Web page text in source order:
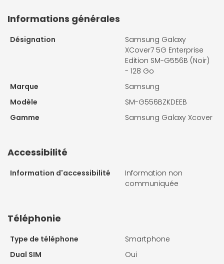
Informations générales
Désignation
Samsung Galaxy
XCover7 5G Enterprise
Edition SM-G556B (Noir)
- 128 Go
Marque
Samsung
Modèle
SM-G556BZKDEEB
Gamme
Samsung Galaxy Xcover
Accessibilité
Information d'accessibilité
Information non
communiquée
Téléphonie
Type de téléphone
Smartphone
Dual SIM
Oui